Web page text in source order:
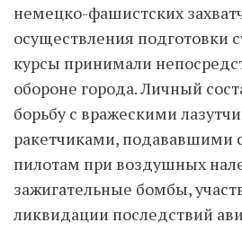
немецко-фашистских
осуществления подготовки
курсы принимали
обороне города. Личный
борьбу с вражескими
ракетчиками, подававшими
пилотам при воздушных
зажигательные бомбы,
ликвидации последствий